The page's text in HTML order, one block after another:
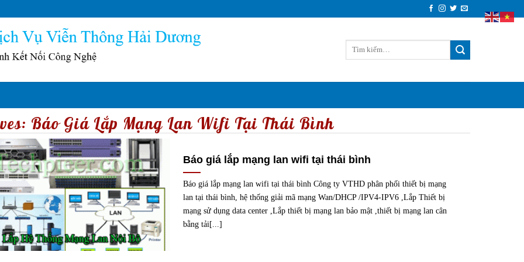
Báo Giá Lắp Mạng Lan Wifi Tại Thái Bình
Báo giá lắp mạng lan wifi tại thái bình
Báo giá lắp mạng lan wifi tại thái bình Công ty VTHD phân phối thiết bị mạng
lan tại thái bình, hệ thống giải mã mạng Wan/DHCP /IPV4-IPV6 ,Lắp Thiết bị
mạng sử dụng data center ,Lắp thiết bị mạng lan bảo mật ,thiết bị mạng lan cân
bằng tải[...]